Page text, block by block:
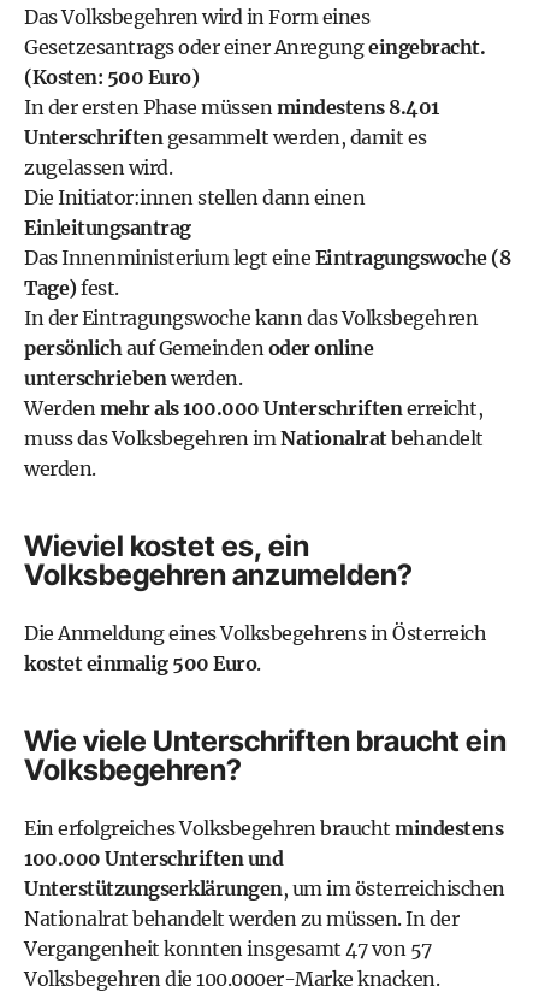
Das Volksbegehren wird in Form eines
Gesetzesantrags oder einer Anregungeingebracht.
(Kosten: 500 Euro)
In der ersten Phase müssen mindestens 8.401
Unterschriften gesammelt werden, damit es
zugelassen wird.
Die Initiator:innen stellen dann einen
Einleitungsantrag
Das Innenministerium legt eine Eintragungswoche (8
Tage)fest.
In der Eintragungswoche kann das Volksbegehren
persönlich auf Gemeinden oder online
unterschrieben werden.
Werden mehr als 100.000 Unterschriften erreicht,
muss das Volksbegehren im Nationalratbehandelt
werden.
Wieviel kostet es, ein
Volksbegehren anzumelden?
Die Anmeldung eines Volksbegehrens in Österreich
kostet einmalig 500 Euro.
Wie viele Unterschriften braucht ein
Volksbegehren?
Ein erfolgreiches Volksbegehren braucht mindestens
100.000 Unterschriften und
Unterstützungserklärungen, um im österreichischen
Nationalrat behandelt werden zu müssen. In der
Vergangenheit konnten insgesamt 47 von 57
Volksbegehren die 100.000er-Marke knacken.